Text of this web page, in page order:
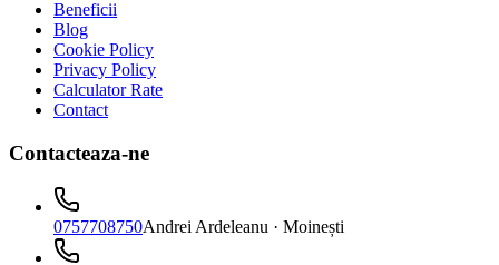
Beneficii
Blog
Cookie Policy
Privacy Policy
Calculator Rate
Contact
Contacteaza-ne
0757708750Andrei Ardeleanu · Moinești